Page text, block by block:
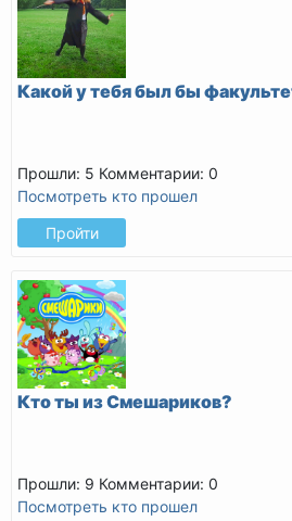
Какой у тебя был бы
Прошли: 5 Комментарии: 0
Посмотреть кто прошел
Пройти
Кто ты из Смешариков?
Прошли: 9 Комментарии: 0
Посмотреть кто прошел